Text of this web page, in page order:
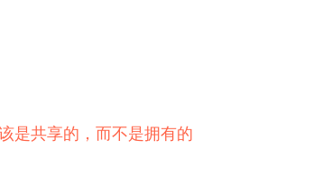
是共享的，而不是拥有的